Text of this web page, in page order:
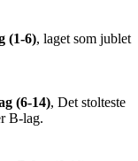
(1-6), laget som jublet
(6-14), Det stolteste
B-lag.